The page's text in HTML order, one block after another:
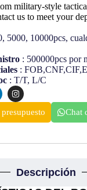
military-style
us to meet your
5000, 10000pcs,
: 500000pcs por
:
: T/T, L/C
Chat
Descripción